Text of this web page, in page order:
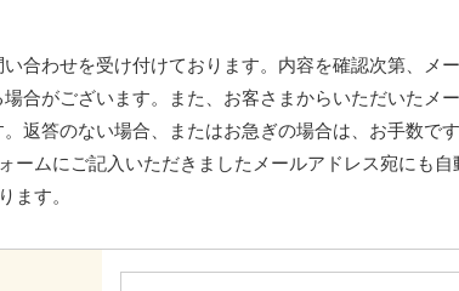
合わせを受け付けております。内容を確認次第、メ
合がございます。また、お客さまからいただいた
返答のない場合、またはお急ぎの場合は、お手数で
ームにご記入いただきましたメールアドレス宛にも自
ます。